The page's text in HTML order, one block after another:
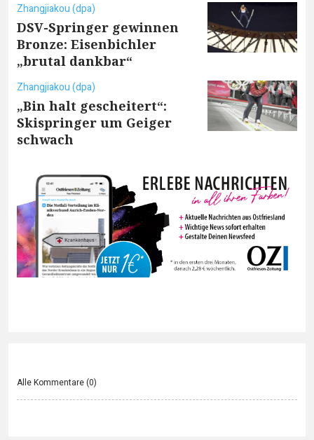
Zhangjiakou (dpa)
DSV-Springer gewinnen
Bronze: Eisenbichler
„brutal dankbar“
Zhangjiakou (dpa)
„Bin halt gescheitert“:
Skispringer um Geiger
schwach
Alle Kommentare (0)